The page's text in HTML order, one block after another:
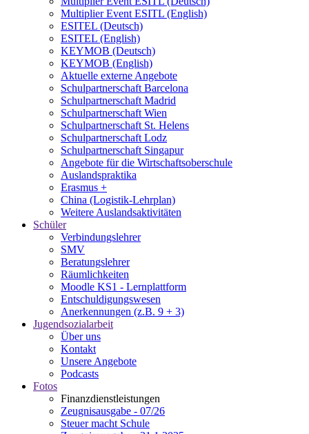
Multiplier Event ESITL (English)
ESITEL (Deutsch)
ESITEL (English)
KEYMOB (Deutsch)
KEYMOB (English)
Aktuelle externe Angebote
Schulpartnerschaft Barcelona
Schulpartnerschaft Madrid
Schulpartnerschaft Wien
Schulpartnerschaft St. Helens
Schulpartnerschaft Lodz
Schulpartnerschaft Singapur
Angebote für die Wirtschaftsoberschule
Auslandspraktika
Erasmus +
China (Logistik-Lehrplan)
Weitere Auslandsaktivitäten
Schüler
Verbindungslehrer
SMV
Beratungslehrer
Räumlichkeiten
Moodle KS1 - Lernplattform
Entschuldigungswesen
Anerkennungen (z.B. 9 + 3)
Jugendsozialarbeit
Über uns
Kontakt
Unsere Angebote
Podcasts
Fotos
Finanzdienstleistungen
Zeugnisausgabe - 07/26
Steuer macht Schule